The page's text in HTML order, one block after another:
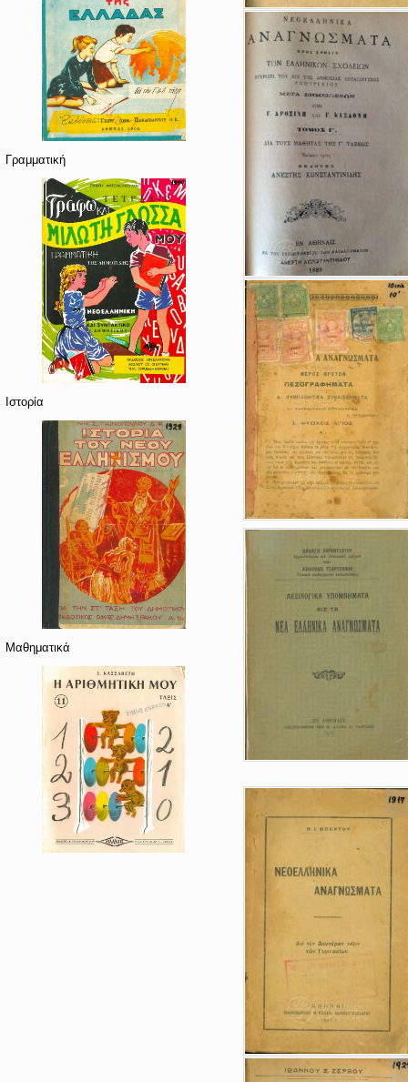
Γραμματική
Ιστορία
Μαθηματικά